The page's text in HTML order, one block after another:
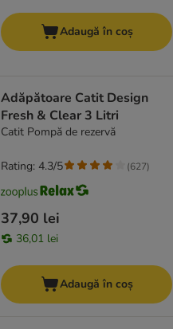
Adaugă în coș
Adăpătoare Catit Design
Fresh & Clear 3 Litri
Catit Pompă de rezervă
37,90 lei
36,01 lei
Rating: 4.3/5 (627)
Adaugă în coș